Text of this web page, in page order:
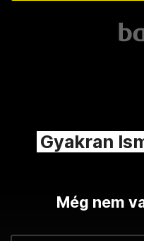
Gyakran
Még nem